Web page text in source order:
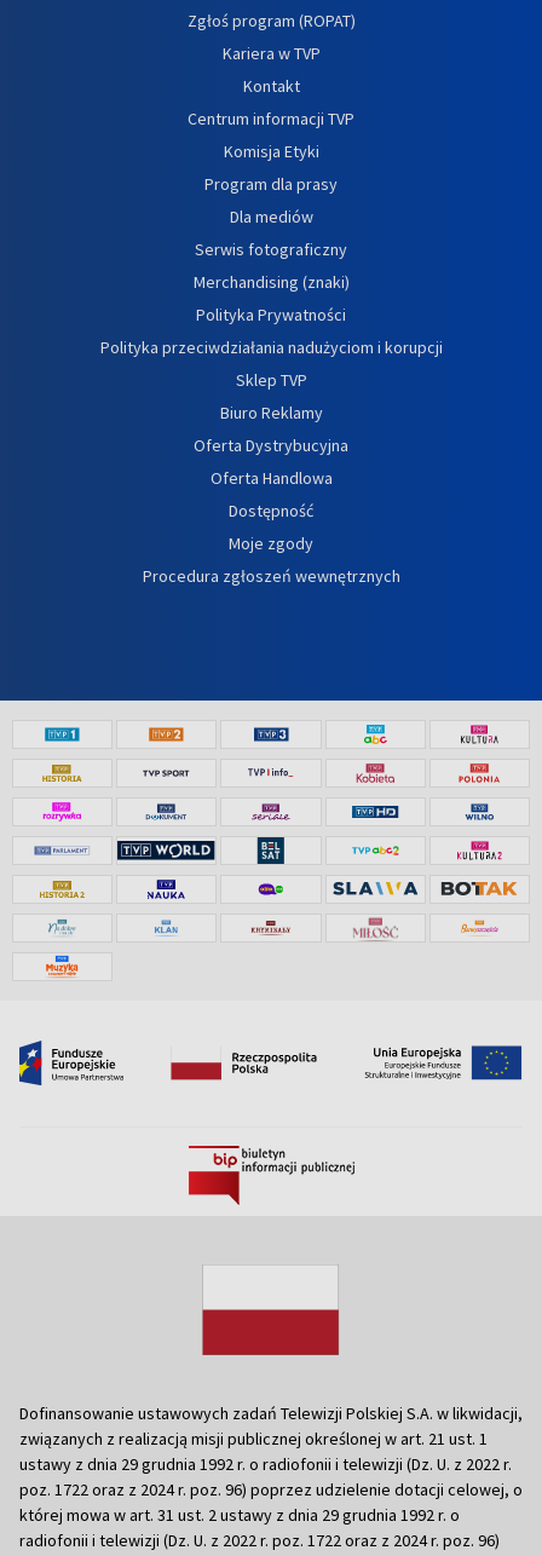
Zgłoś program (ROPAT)
Kariera w TVP
Kontakt
Centrum informacji TVP
Komisja Etyki
Program dla prasy
Dla mediów
Serwis fotograficzny
Merchandising (znaki)
Polityka Prywatności
Polityka przeciwdziałania nadużyciom i korupcji
Sklep TVP
Biuro Reklamy
Oferta Dystrybucyjna
Oferta Handlowa
Dostępność
Moje zgody
Procedura zgłoszeń wewnętrznych
Dofinansowanie ustawowych zadań Telewizji Polskiej S.A. w likwidacji,
związanych z realizacją misji publicznej określonej w art. 21 ust. 1
ustawy z dnia 29 grudnia 1992 r. o radiofonii i telewizji (Dz. U. z 2022 r.
poz. 1722 oraz z 2024 r. poz. 96) poprzez udzielenie dotacji celowej, o
której mowa w art. 31 ust. 2 ustawy z dnia 29 grudnia 1992 r. o
radiofonii i telewizji (Dz. U. z 2022 r. poz. 1722 oraz z 2024 r. poz. 96)